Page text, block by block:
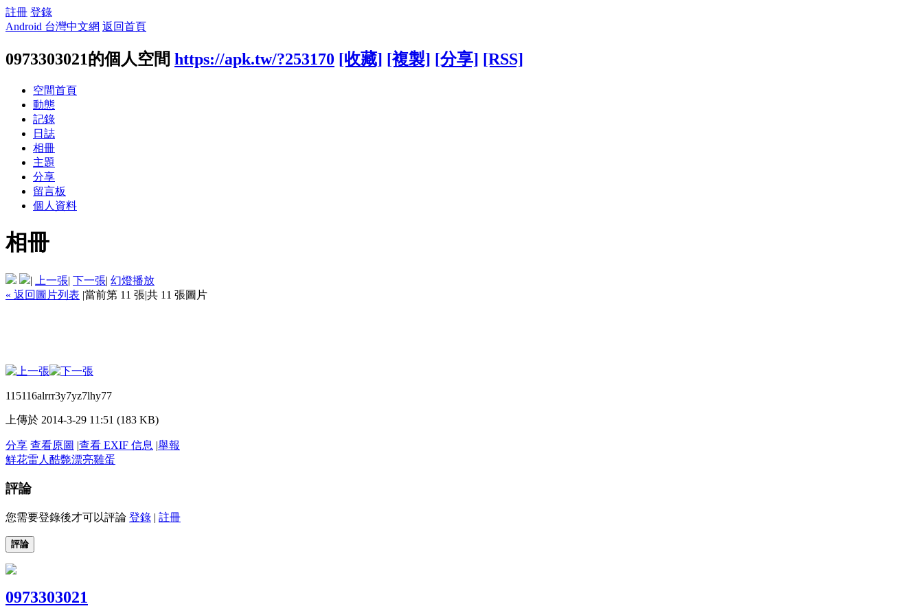
註冊 登錄
Android 台灣中文網 返回首頁
0973303021的個人空間 https://apk.tw/?253170 [收藏] [複製] [分享] [RSS]
空間首頁
動態
記錄
日誌
相冊
主題
分享
留言板
個人資料
相冊
| 上一張| 下一張| 幻燈播放
« 返回圖片列表 |當前第 11 張|共 11 張圖片
115116alrrr3y7yz7lhy77
上傳於 2014-3-29 11:51 (183 KB)
分享 查看原圖 |查看 EXIF 信息 |舉報
鮮花雷人 酷斃漂亮雞蛋
評論
您需要登錄後才可以評論 登錄 | 註冊
評論
0973303021